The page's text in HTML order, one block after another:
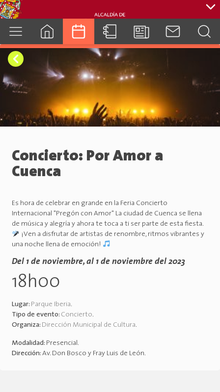
cuenca.gob.ec
Concierto: Por Amor a
Cuenca
Es hora de celebrar en grande en la Feria Concierto
Internacional "Pregón con Amor" La ciudad de Cuenca se llena
de música y alegría y ahora te toca a ti ser parte de esta fiesta.
¡Ven a disfrutar de artistas de renombre, ritmos vibrantes y
una noche llena de emoción!
Del 1 de noviembre, al 1 de noviembre del 2023
18h00
Lugar: Parque Iberia.
Tipo de evento: Concierto.
Organiza: Dirección Municipal de Cultura.
Modalidad: Presencial.
Dirección: Av. Don Bosco y Fray Luis de León.